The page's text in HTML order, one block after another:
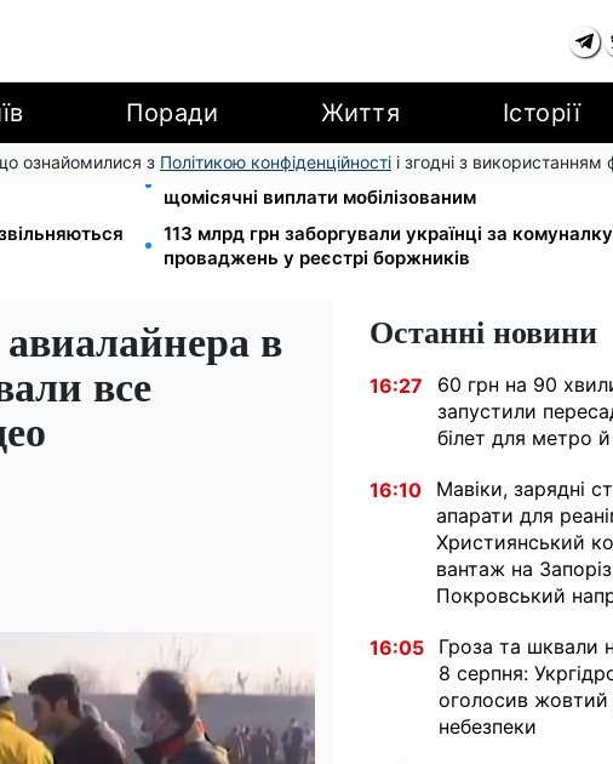
Поради Життя Історії
ознайомилися з Політикою конфіденційності і згодні з використанням
пояснив,
100 000 грн за 18 місяців: Укрзалізниця
щомісячні виплати мобілізованим
113 млрд грн заборгували українці за
проваджень у реєстрі боржників
в
все
Останні новини
16:27
60 грн на 90
запустили
білет для метро й
16:10
Мавіки, зарядні
апарати для
Християнський
вантаж на
Покровський
16:05
Гроза та шквали
8 серпня:
оголосив жовтий
небезпеки